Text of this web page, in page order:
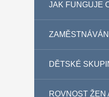
JAK FUNGUJE
DĚTSKÉ
ROVNOST ŽEN